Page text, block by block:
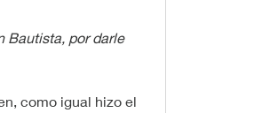
Bautista, por darle
como igual hizo el